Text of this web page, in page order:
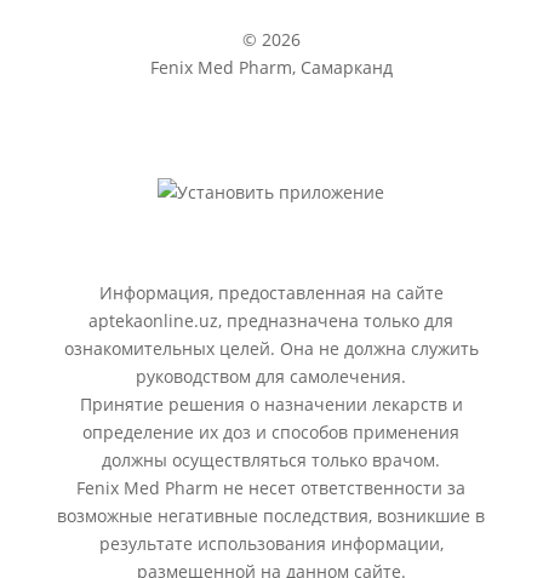
© 2026
Fenix Med Pharm, Самарканд
Информация, предоставленная на сайте
aptekaonline.uz, предназначена только для
ознакомительных целей. Она не должна служить
руководством для самолечения.
Принятие решения о назначении лекарств и
определение их доз и способов применения
должны осуществляться только врачом.
Fenix Med Pharm не несет ответственности за
возможные негативные последствия, возникшие в
результате использования информации,
размещенной на данном сайте.